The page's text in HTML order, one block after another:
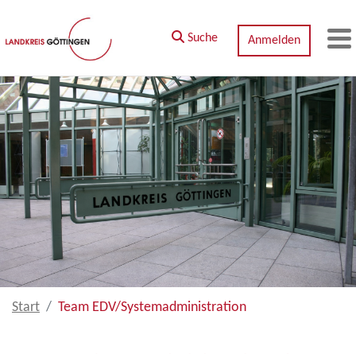
Zum Hauptinhalt springen
Suche
Anmelden
Start Team EDV/Systemadministration